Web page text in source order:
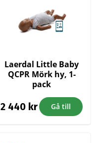
Laerdal Little Baby
QCPR Mörk hy, 1-
pack
2 440 kr Gå till